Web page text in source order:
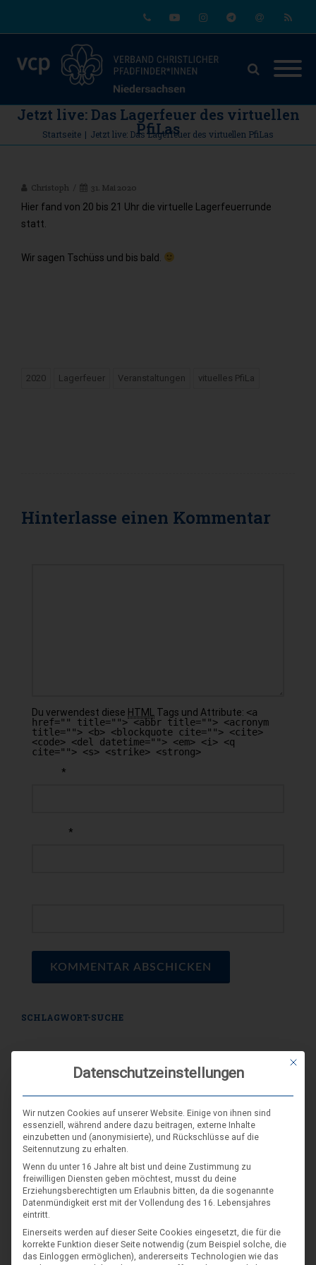
Jetzt live: Das Lagerfeuer des virtuellen
PfiLas
Startseite | Jetzt live: Das Lagerfeuer des virtuellen PfiLas
Christoph 31. Mai 2020
Hier fand von 20 bis 21 Uhr die virtuelle Lagerfeuerrunde
statt.
Wir sagen Tschüss und bis bald.
2020 Lagerfeuer Veranstaltungen vituelles PfiLa
Hinterlasse einen Kommentar
Du verwendest diese HTML Tags und Attribute: <a
href="" title=""> <abbr title=""> <acronym
title=""> <b> <blockquote cite=""> <cite>
<code> <del datetime=""> <em> <i> <q
cite=""> <s> <strike> <strong>
*
*
SCHLAGWORT-SUCHE
Mit
Datenschutzeinstellungen
Wir nutzen Cookies auf unserer Website. Einige von ihnen sind
essenziell, während andere dazu beitragen, externe Inhalte
einzubetten und (anonymisierte), und Rückschlüsse auf die
Seitennutzung zu erhalten.
Wenn du unter 16 Jahre alt bist und deine Zustimmung zu
freiwilligen Diensten geben möchtest, musst du deine
Erziehungsberechtigten um Erlaubnis bitten, da die sogenannte
Datenmündigkeit erst mit der Vollendung des 16. Lebensjahres
eintritt.
Einerseits werden auf dieser Seite Cookies eingesetzt, die für die
korrekte Funktion dieser Seite notwendig (zum Beispiel solche, die
das Einloggen ermöglichen), andererseits Technologien wie das